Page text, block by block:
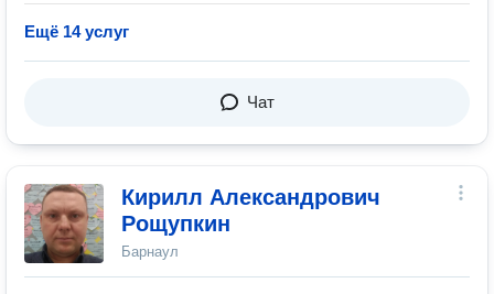
Ещё 14 услуг
Чат
Кирилл Александрович
Рощупкин
Барнаул